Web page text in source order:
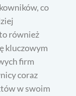
co
również
kluczowym
firm
coraz
w swoim